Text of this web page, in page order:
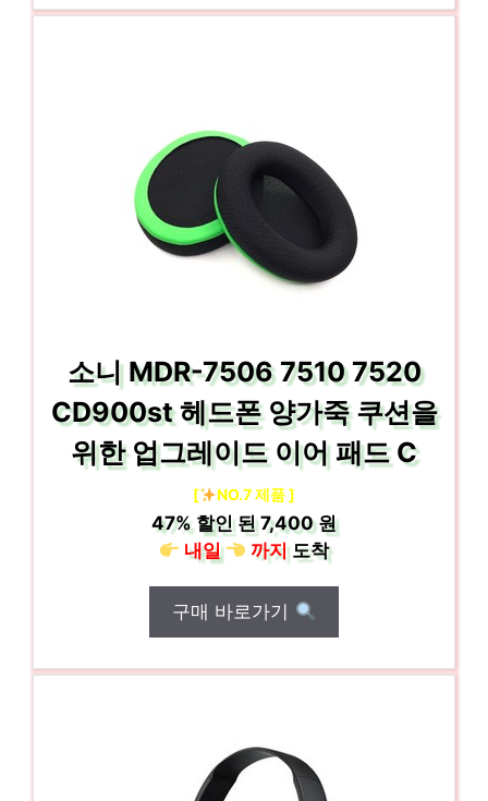
소니 MDR-7506 7510 7520
CD900st 헤드폰 양가죽 쿠션을
위한 업그레이드 이어 패드 C
[ NO.7 제품 ]
47%할인 된7,400 원
내일
까지도착
구매 바로가기